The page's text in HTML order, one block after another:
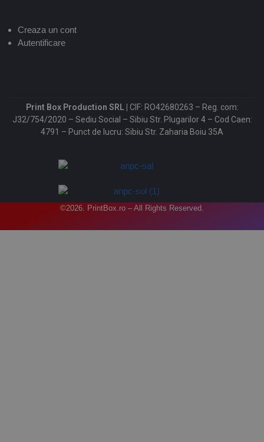
Creaza un cont
Autentificare
Print Box Production SRL | CIF: RO42680263 – Reg. com:
J32/754/2020 – Sediu Social – Sibiu Str. Plugarilor 4 – Cod Caen:
4791 – Punct de lucru: Sibiu Str. Zaharia Boiu 35A
©2026. PrintBox.ro – All Rights Reserved.